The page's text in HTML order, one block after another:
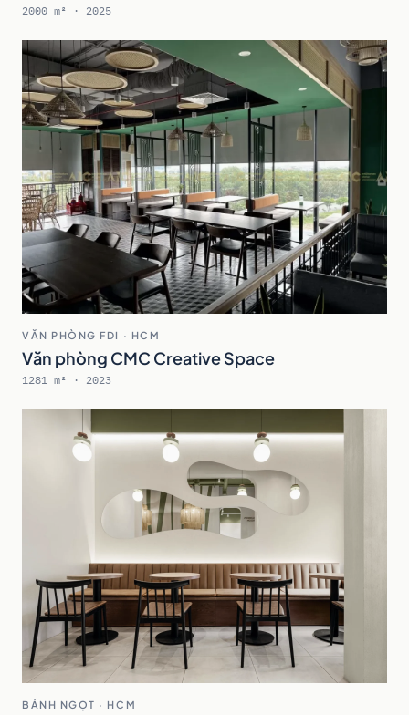
2000 m² · 2025
VĂN PHÒNG FDI · HCM
Văn phòng CMC Creative Space
1281 m² · 2023
BÁNH NGỌT · HCM